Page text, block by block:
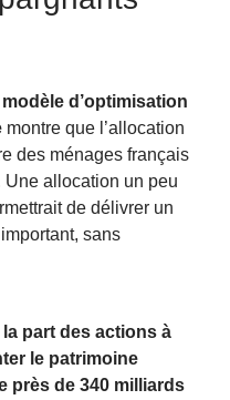
modèle d’optimisation
montre que l’allocation
des ménages français
allocation un peu
de délivrer un
sans
part des actions à
le patrimoine
près de 340 milliards